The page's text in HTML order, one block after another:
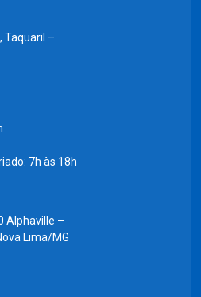
Taquaril –
7h às 18h
Alphaville –
Lima/MG